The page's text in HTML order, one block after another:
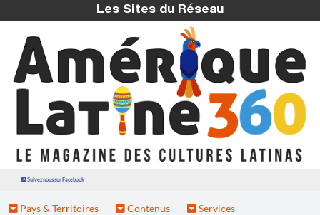
Les Sites du Réseau
Suivez nous sur Facebook
Pays & Territoires Contenus Services